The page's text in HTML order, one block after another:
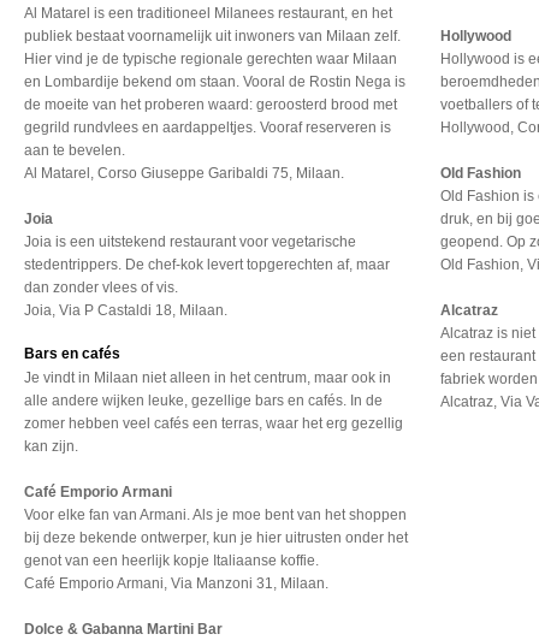
Al Matarel is een traditioneel Milanees restaurant, en het
publiek bestaat voornamelijk uit inwoners van Milaan zelf.
Hier vind je de typische regionale gerechten waar Milaan
en Lombardije bekend om staan. Vooral de Rostin Nega is
de moeite van het proberen waard: geroosterd brood met
gegrild rundvlees en aardappeltjes. Vooraf reserveren is
aan te bevelen.
Al Matarel, Corso Giuseppe Garibaldi 75, Milaan.
Joia
Joia is een uitstekend restaurant voor vegetarische
stedentrippers. De chef-kok levert topgerechten af, maar
dan zonder vlees of vis.
Joia, Via P Castaldi 18, Milaan.
Bars en cafés
Je vindt in Milaan niet alleen in het centrum, maar ook in
alle andere wijken leuke, gezellige bars en cafés. In de
zomer hebben veel cafés een terras, waar het erg gezellig
kan zijn.
Café Emporio Armani
Voor elke fan van Armani. Als je moe bent van het shoppen
bij deze bekende ontwerper, kun je hier uitrusten onder het
genot van een heerlijk kopje Italiaanse koffie.
Café Emporio Armani, Via Manzoni 31, Milaan.
Dolce & Gabanna Martini Bar
Hollywood
Hollywood is
voetballers of
Hollywood,
Old Fashion
Old Fashion is
druk, en bij
geopend. Op
Old Fashion,
Alcatraz
Alcatraz is
een
fabriek
Alcatraz, Via